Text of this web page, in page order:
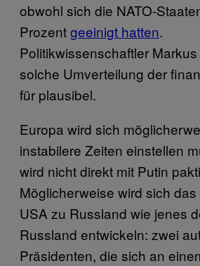
obwohl sich die NATO-
Prozentgeeinigt hatten.
Politikwissenschaftler
solche Umverteilung der
für plausibel.
Europa wird sich
instabilere Zeiten einstellen
wird nicht direkt mit Putin
Möglicherweise wird sich
USA zu Russland wie jenes
Russland entwickeln: zwei
Präsidenten, die sich an